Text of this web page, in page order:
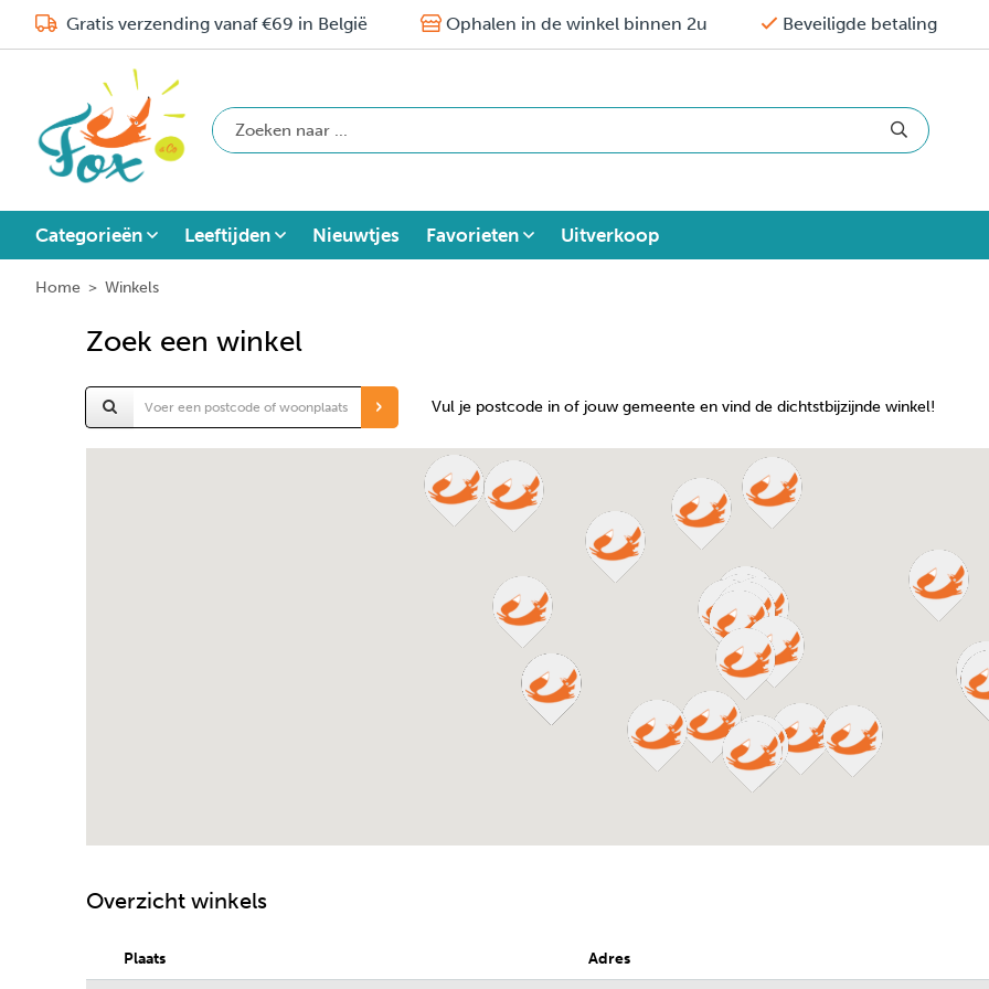
Gratis verzending vanaf €69 in België Ophalen in de winkel binnen 2u Beveiligde betaling
Categorieën Leeftijden Nieuwtjes Favorieten Uitverkoop
Home > Winkels
Zoek een winkel
Vul je postcode in of jouw gemeente en vind de dichtstbijzijnde winkel!
Overzicht winkels
Plaats Adres